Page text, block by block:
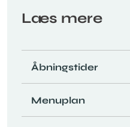
Læs mere
Åbningstider
Menuplan